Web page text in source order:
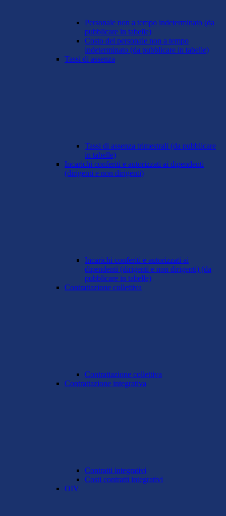
Personale non a tempo indeterminato (da
pubblicare in tabelle)
Costo del personale non a tempo
indeterminato (da pubblicare in tabelle)
Tassi di assenza
Tassi di assenza trimestrali (da pubblicare
in tabelle)
Incarichi conferiti e autorizzati ai dipendenti
(dirigenti e non dirigenti)
Incarichi conferiti e autorizzati ai
dipendenti (dirigenti e non dirigenti) (da
pubblicare in tabelle)
Contrattazione collettiva
Contrattazione collettiva
Contrattazione integrativa
Contratti integrativi
Costi contratti integrativi
OIV